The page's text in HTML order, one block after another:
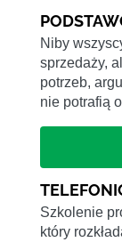
Niby
sprzedaży,
potrzeb,
nie potrafią
Szkolenie
który